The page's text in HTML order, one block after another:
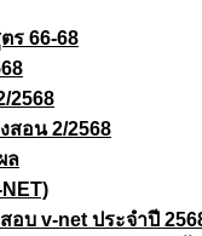
ร 66-68
2568
สอน 2/2568
ล
อบ v-net ประจำปี